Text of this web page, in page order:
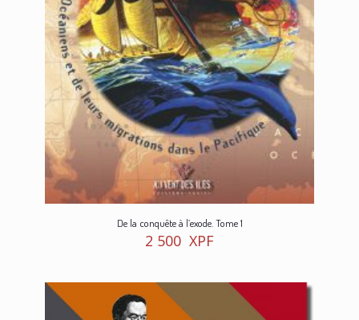
De la conquête à l’exode. Tome 1
2 500 XPF